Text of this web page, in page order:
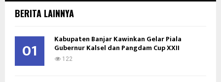
h
o
BERITA LAINNYA
01 Kabupaten Banjar Kawinkan Gelar Piala
Gubernur Kalsel dan Pangdam Cup XXII
122